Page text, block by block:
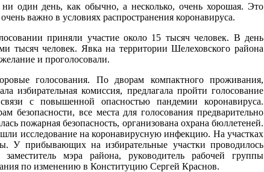
один день, как обычно, а несколько, очень хорошая. Это
важно в условиях распространения коронавируса.
приняли участие около 15 тысяч человек. В день
тысяч человек. Явка на территории Шелеховского района
и проголосовали.
голосования. По дворам компактного проживания,
избирательная комиссия, предлагала пройти голосование
с повышенной опасностью пандемии коронавируса.
безопасности, все места для голосования предварительно
пожарная безопасность, организована охрана бюллетеней.
исследование на коронавирусную инфекцию. На участках
У прибывающих на избирательные участки проводилось
мэра района, руководитель рабочей группы
по изменению в Конституцию Сергей Краснов.